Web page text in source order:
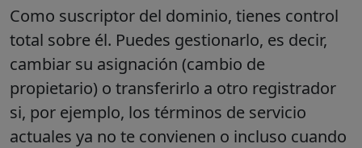
Como suscriptor del dominio, tienes control
total sobre él. Puedes gestionarlo, es decir,
cambiar su asignación (cambio de
propietario) o transferirlo a otro registrador
si, por ejemplo, los términos de servicio
actuales ya no te convienen o incluso cuando